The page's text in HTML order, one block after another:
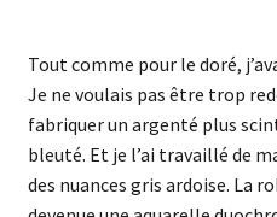
Tout comme pour le doré,
Je ne voulais pas être trop
fabriquer un argenté plus
bleuté. Et je l’ai travaillé de
des nuances gris ardoise. La